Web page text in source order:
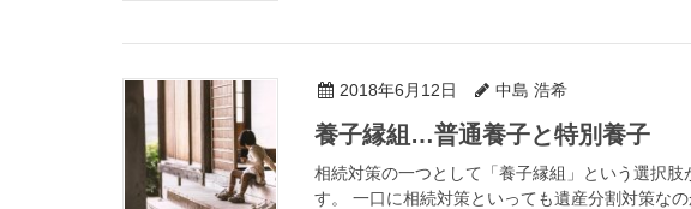
2018年6月12日 中島 浩希
養子縁組…普通養子と特別養子
相続対策の一つとして「養子縁組」という選択
す。 一口に相続対策といっても遺産分割対策な